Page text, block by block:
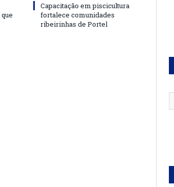
Capacitação em piscicultura
fortalece comunidades
ribeirinhas de Portel